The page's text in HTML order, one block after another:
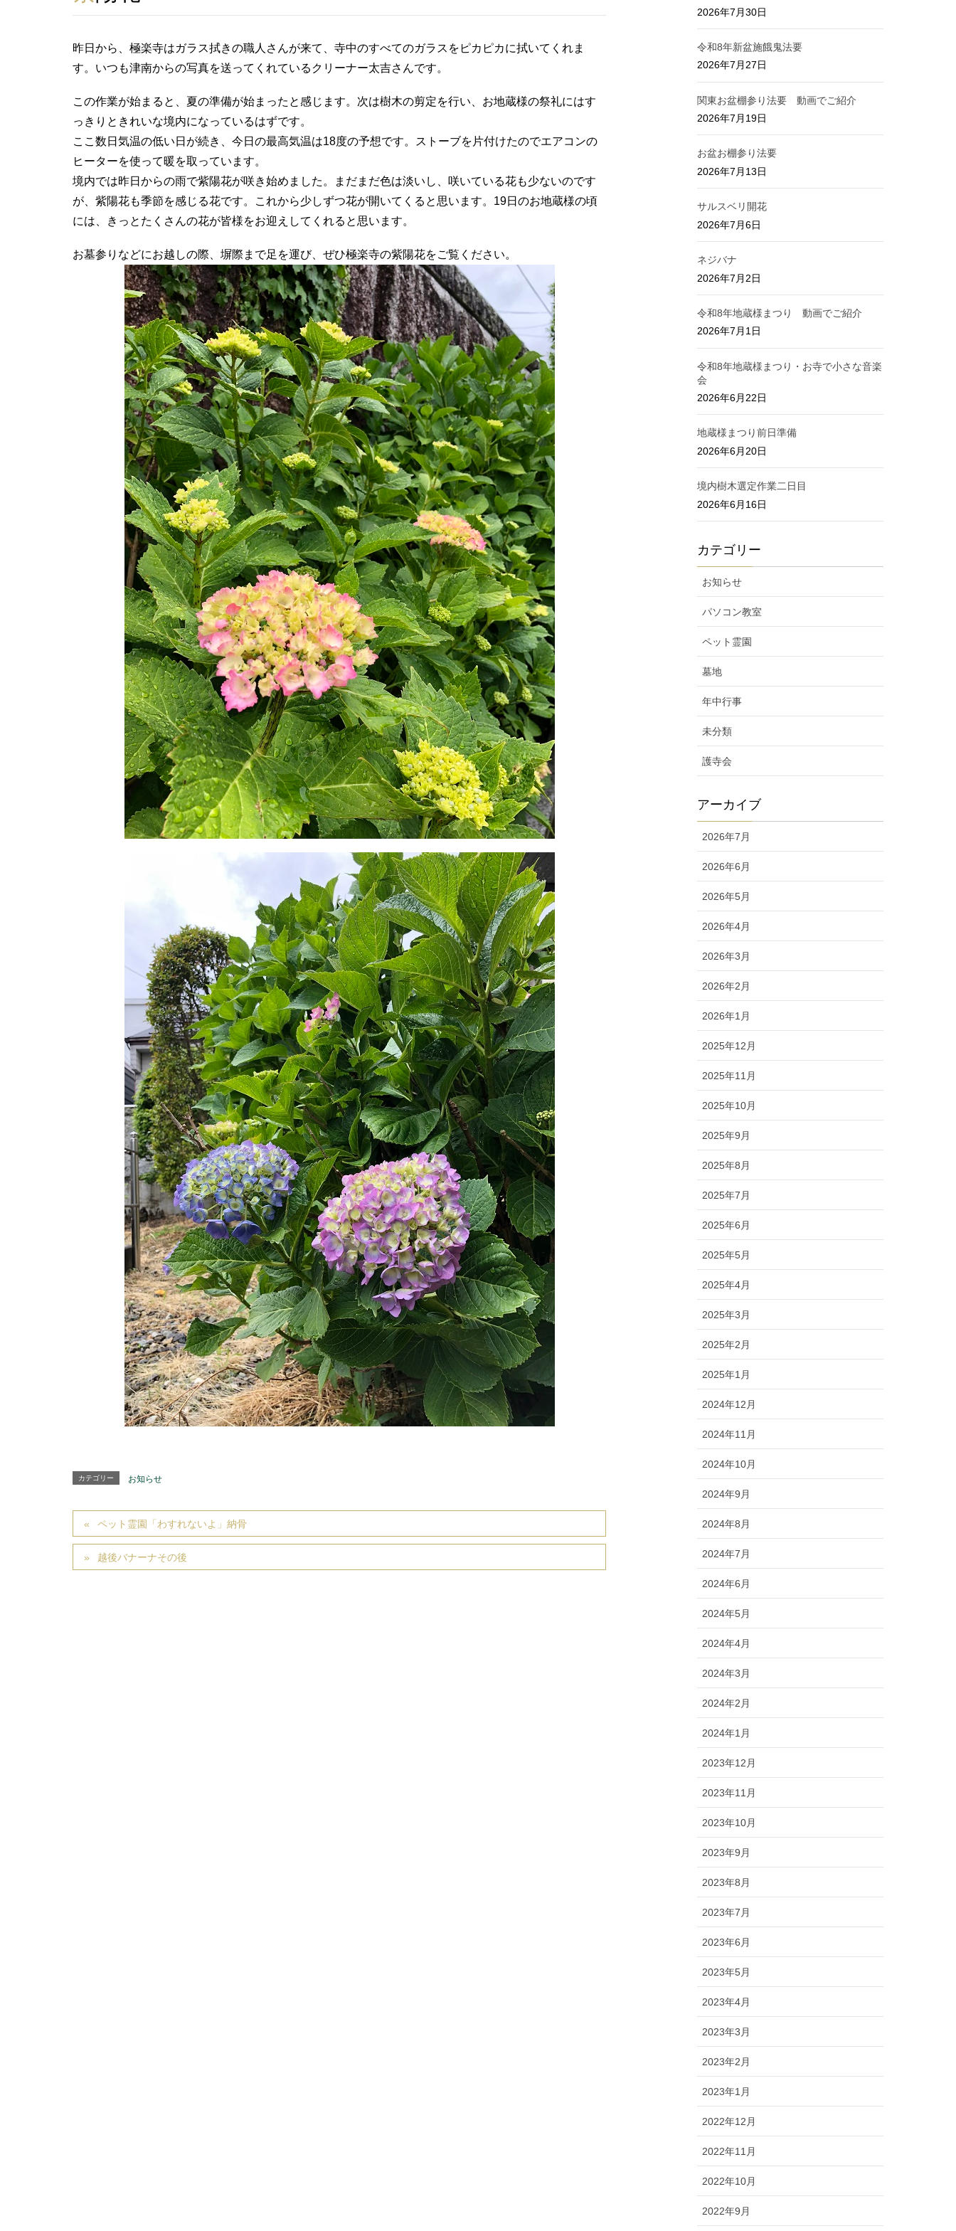
昨日から、極楽寺はガラス拭きの職人さんが来て、寺中のすべてのガラスをピカピカに拭いてくれま
す。いつも津南からの写真を送ってくれているクリーナー太吉さんです。
この作業が始まると、夏の準備が始まったと感じます。次は樹木の剪定を行い、お地蔵様の祭礼にはす
っきりときれいな境内になっているはずです。
ここ数日気温の低い日が続き、今日の最高気温は18度の予想です。ストーブを片付けたのでエアコンの
ヒーターを使って暖を取っています。
境内では昨日からの雨で紫陽花が咲き始めました。まだまだ色は淡いし、咲いている花も少ないのです
が、紫陽花も季節を感じる花です。これから少しずつ花が開いてくると思います。19日のお地蔵様の頃
には、きっとたくさんの花が皆様をお迎えしてくれると思います。
お墓参りなどにお越しの際、塀際まで足を運び、ぜひ極楽寺の紫陽花をご覧ください。
カテゴリー お知らせ
ペット霊園「わすれないよ」納骨
越後バナーナその後
2026年7月30日
令和8年新盆施餓鬼法要
2026年7月27日
関東お盆棚参り法要 動画でご紹介
2026年7月19日
お盆お棚参り法要
2026年7月13日
サルスベリ開花
2026年7月6日
ネジバナ
2026年7月2日
令和8年地蔵様まつり 動画でご紹介
2026年7月1日
令和8年地蔵様まつり・お寺で小さな音楽
会
2026年6月22日
地蔵様まつり前日準備
2026年6月20日
境内樹木選定作業二日目
2026年6月16日
カテゴリー
お知らせ
パソコン教室
ペット霊園
墓地
年中行事
未分類
護寺会
アーカイブ
2026年7月
2026年6月
2026年5月
2026年4月
2026年3月
2026年2月
2026年1月
2025年12月
2025年11月
2025年10月
2025年9月
2025年8月
2025年7月
2025年6月
2025年5月
2025年4月
2025年3月
2025年2月
2025年1月
2024年12月
2024年11月
2024年10月
2024年9月
2024年8月
2024年7月
2024年6月
2024年5月
2024年4月
2024年3月
2024年2月
2024年1月
2023年12月
2023年11月
2023年10月
2023年9月
2023年8月
2023年7月
2023年6月
2023年5月
2023年4月
2023年3月
2023年2月
2023年1月
2022年12月
2022年11月
2022年10月
2022年9月